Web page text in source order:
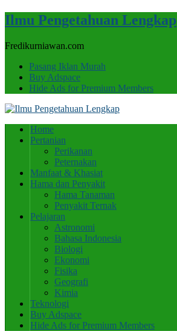
Ilmu Pengetahuan Lengkap
Fredikurniawan.com
Pasang Iklan Murah
Buy Adspace
Hide Ads for Premium Members
Home
Pertanian
Perikanan
Peternakan
Manfaat & Khasiat
Hama dan Penyakit
Hama Tanaman
Penyakit Ternak
Pelajaran
Astronomi
Bahasa Indonesia
Biologi
Ekonomi
Fisika
Geografi
Kimia
Teknologi
Buy Adspace
Hide Ads for Premium Members